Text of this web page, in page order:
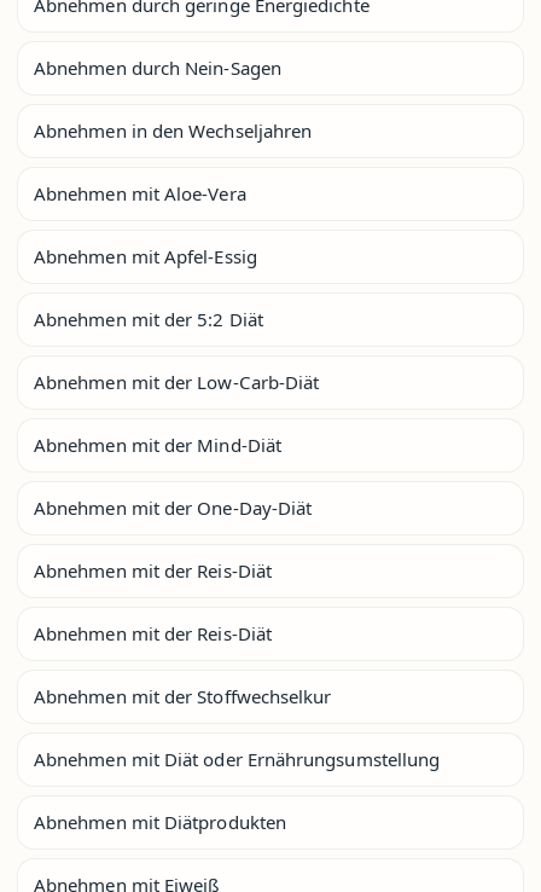
Abnehmen durch Nein-Sagen
Abnehmen in den Wechseljahren
Abnehmen mit Aloe-Vera
Abnehmen mit Apfel-Essig
Abnehmen mit der 5:2 Diät
Abnehmen mit der Low-Carb-Diät
Abnehmen mit der Mind-Diät
Abnehmen mit der One-Day-Diät
Abnehmen mit der Reis-Diät
Abnehmen mit der Reis-Diät
Abnehmen mit der Stoffwechselkur
Abnehmen mit Diät oder Ernährungsumstellung
Abnehmen mit Diätprodukten
Abnehmen mit Eiweiß